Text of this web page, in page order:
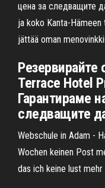
цена за следващите
ja koko Kanta-
jättää oman
Резервирайте
Terrace Hotel
Гарантираме
следващите
Webschule in Adam -
Wochen keinen Post
das ich keine lust